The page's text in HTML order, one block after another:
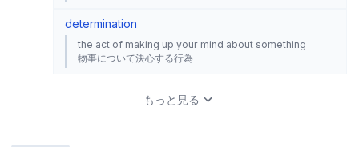
determination
the act of making up your mind about something
物事について決心する行為
もっと見る